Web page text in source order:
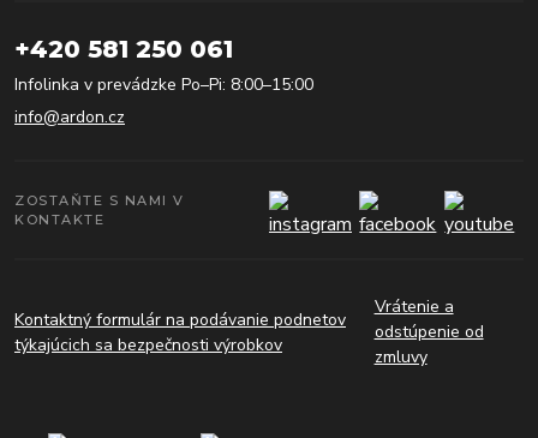
+420 581 250 061
Infolinka v prevádzke Po–Pi: 8:00–15:00
info@ardon.cz
ZOSTAŇTE S NAMI V
KONTAKTE
Kontaktný formulár na podávanie podnetov
týkajúcich sa bezpečnosti výrobkov
Vrátenie a
odstúpenie od
zmluvy